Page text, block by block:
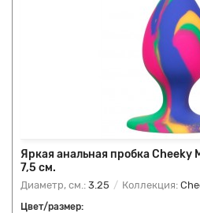
Яркая анальная пробка Cheeky
7,5 см.
Диаметр, см.: 3.25 Коллекция:
Цвет/размер: